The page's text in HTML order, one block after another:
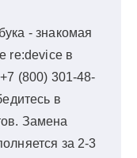
- знакомая
re:device в
(800) 301-48-
в
Замена
за 2-3